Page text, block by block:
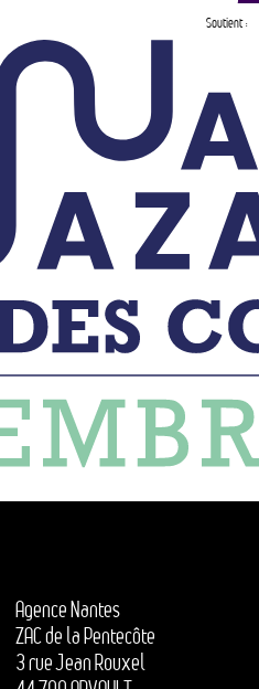
Soutient :
Agence Nantes
ZAC de la Pentecôte
3 rue Jean Rouxel